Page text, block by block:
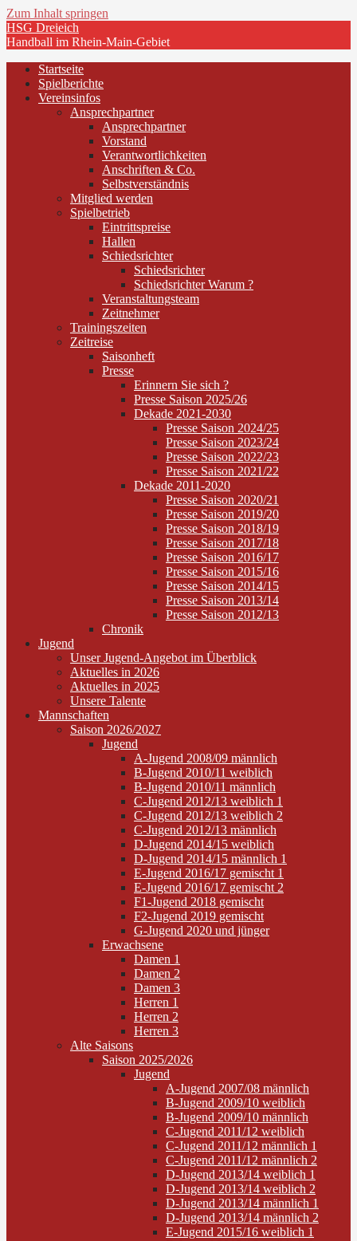
Zum Inhalt springen
HSG Dreieich
Handball im Rhein-Main-Gebiet
Startseite
Spielberichte
Vereinsinfos
Ansprechpartner
Ansprechpartner
Vorstand
Verantwortlichkeiten
Anschriften & Co.
Selbstverständnis
Mitglied werden
Spielbetrieb
Eintrittspreise
Hallen
Schiedsrichter
Schiedsrichter
Schiedsrichter Warum ?
Veranstaltungsteam
Zeitnehmer
Trainingszeiten
Zeitreise
Saisonheft
Presse
Erinnern Sie sich ?
Presse Saison 2025/26
Dekade 2021-2030
Presse Saison 2024/25
Presse Saison 2023/24
Presse Saison 2022/23
Presse Saison 2021/22
Dekade 2011-2020
Presse Saison 2020/21
Presse Saison 2019/20
Presse Saison 2018/19
Presse Saison 2017/18
Presse Saison 2016/17
Presse Saison 2015/16
Presse Saison 2014/15
Presse Saison 2013/14
Presse Saison 2012/13
Chronik
Jugend
Unser Jugend-Angebot im Überblick
Aktuelles in 2026
Aktuelles in 2025
Unsere Talente
Mannschaften
Saison 2026/2027
Jugend
A-Jugend 2008/09 männlich
B-Jugend 2010/11 weiblich
B-Jugend 2010/11 männlich
C-Jugend 2012/13 weiblich 1
C-Jugend 2012/13 weiblich 2
C-Jugend 2012/13 männlich
D-Jugend 2014/15 weiblich
D-Jugend 2014/15 männlich 1
E-Jugend 2016/17 gemischt 1
E-Jugend 2016/17 gemischt 2
F1-Jugend 2018 gemischt
F2-Jugend 2019 gemischt
G-Jugend 2020 und jünger
Erwachsene
Damen 1
Damen 2
Damen 3
Herren 1
Herren 2
Herren 3
Alte Saisons
Saison 2025/2026
Jugend
A-Jugend 2007/08 männlich
B-Jugend 2009/10 weiblich
B-Jugend 2009/10 männlich
C-Jugend 2011/12 weiblich
C-Jugend 2011/12 männlich 1
C-Jugend 2011/12 männlich 2
D-Jugend 2013/14 weiblich 1
D-Jugend 2013/14 weiblich 2
D-Jugend 2013/14 männlich 1
D-Jugend 2013/14 männlich 2
E-Jugend 2015/16 weiblich 1